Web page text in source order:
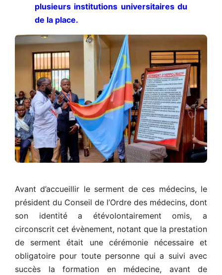
plusieurs institutions universitaires du
de la place.
Avant d’accueillir le serment de ces médecins, le
président du Conseil de l’Ordre des médecins, dont
son identité a étévolontairement omis, a
circonscrit cet évènement, notant que la prestation
de serment était une cérémonie nécessaire et
obligatoire pour toute personne qui a suivi avec
succès la formation en médecine, avant de